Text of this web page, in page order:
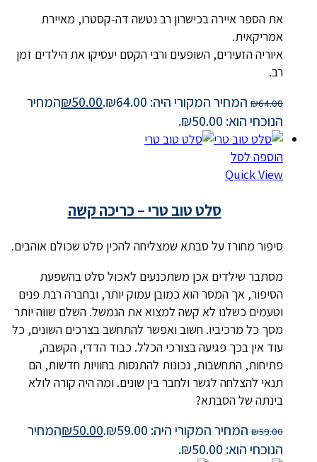
את הספר איירה בכישרון רב נטשה דה-קסטרו, מאיירת
אמריקאית.
איוריה הזעירים, השופעים ורבי הקסם יעסיקו את הילדים זמן
רב.
₪64.00 המחיר המקורי היה: ₪64.00. ₪50.00
המחיר
הנוכחי הוא: ₪50.00.
הוספה לסל
Quick View
סלט טוב טרי – כריכה קשה
סיפור מחורז על סבתא שמצליחה להכין סלט שכולם אוהבים.
מסתבר שילדים אכן משתכנעים לאכול סלט בהשפעת
הסיפור, אך המסר הוא כמובן עמוק יותר, ובחברה רבת פנים
וטעמים כשלנו לא קשה למצוא את הנמשל. השלם שווה יותר
מסך כל מרכיביו. חשוב ואפשר להתחשב בצרכים השונים, כל
עוד אין בכך פגיעה בצורכי הכלל. כבוד הדדי, הקשבה,
פתיחות, התחשבות, נכונות להתנסות בחוויות חדשות, הם
תנאי להצלחה לגשר ולחבר בין שונים. ומה היה קורה לולא
בינתה של הסבתא?
₪59.00 המחיר המקורי היה: ₪59.00. ₪50.00
המחיר
הנוכחי הוא: ₪50.00.